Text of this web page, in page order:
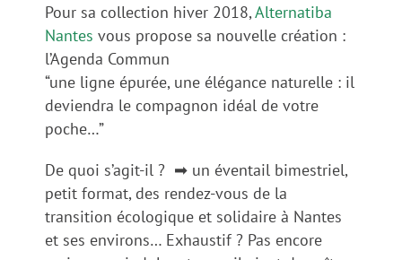
Pour sa collection hiver 2018,Alternatiba
Nantes vous propose sa nouvelle création :
l’Agenda Commun
“une ligne épurée, une élégance naturelle : il
deviendra le compagnon idéal de votre
poche…”
De quoi s’agit-il ? ➡ un éventail bimestriel,
petit format, des rendez-vous de la
transition écologique et solidaire à Nantes
et ses environs… Exhaustif ? Pas encore